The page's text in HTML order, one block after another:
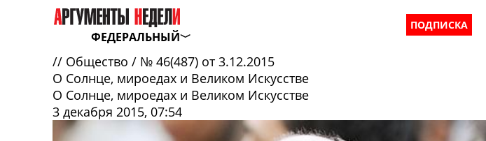
ФЕДЕРАЛЬНЫЙ
ПОДПИСКА
// Общество / № 46(487) от 3.12.2015
О Солнце, мироедах и Великом Искусстве
О Солнце, мироедах и Великом Искусстве
3 декабря 2015, 07:54